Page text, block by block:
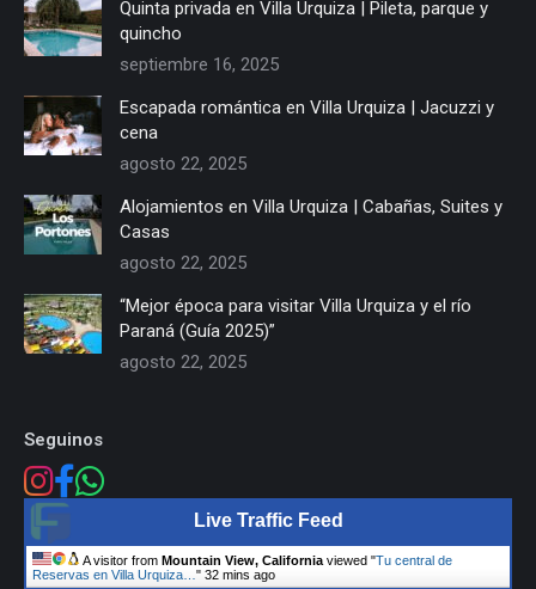
Quinta privada en Villa Urquiza | Pileta, parque y
quincho
septiembre 16, 2025
Escapada romántica en Villa Urquiza | Jacuzzi y
cena
agosto 22, 2025
Alojamientos en Villa Urquiza | Cabañas, Suites y
Casas
agosto 22, 2025
“Mejor época para visitar Villa Urquiza y el río
Paraná (Guía 2025)”
agosto 22, 2025
Seguinos
Live Traffic Feed
A visitor from Mountain View, California viewed "Tu central de
Reservas en Villa Urquiza… " 32 mins ago